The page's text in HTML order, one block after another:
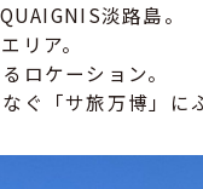
淡路島。
リア。
ロケーション。
ぐ「サ旅万博」に